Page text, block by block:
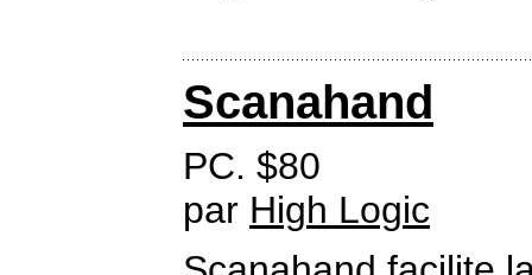
Scanahand
PC. $80
par High Logic